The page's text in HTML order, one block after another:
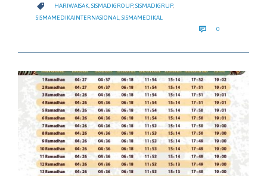
 CATEGORY
HARIWAISAK,SISMADIGROUP,SISMADIGRUP,
SISMAMEDIKAINTERNASIONAL
SISMAMEDIKAL
 0